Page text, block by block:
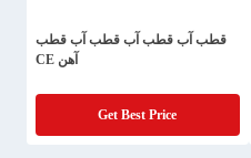
قطب آب قطب آب قطب آب قطب
آهن CE
Get Best Price